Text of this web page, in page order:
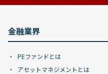
金融業界
PEファンドとは
アセットマネジメントとは